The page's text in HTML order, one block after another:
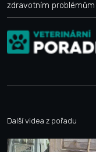
zdravotním
Další videa z pořadu